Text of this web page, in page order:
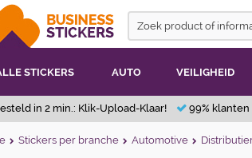
STICKERS AUTO VEILIGHEID
in 2 min.: Klik-Upload-Klaar! 99%
Stickers per branche Automotive